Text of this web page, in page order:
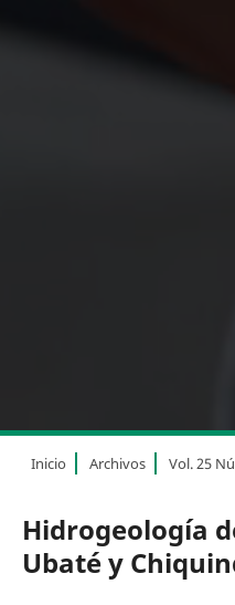
Inicio Archivos Vol. 25
Hidrogeología
Ubaté y